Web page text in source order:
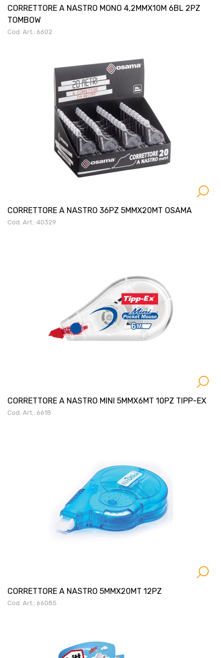
CORRETTORE A NASTRO MONO 4,2MMX10M 6BL 2PZ
TOMBOW
Cod. Art.: 6602
CORRETTORE A NASTRO 36PZ 5MMX20MT OSAMA
Cod. Art.: 40329
CORRETTORE A NASTRO MINI 5MMX6MT 10PZ TIPP-EX
Cod. Art.: 6618
CORRETTORE A NASTRO 5MMX20MT 12PZ
Cod. Art.: 66085